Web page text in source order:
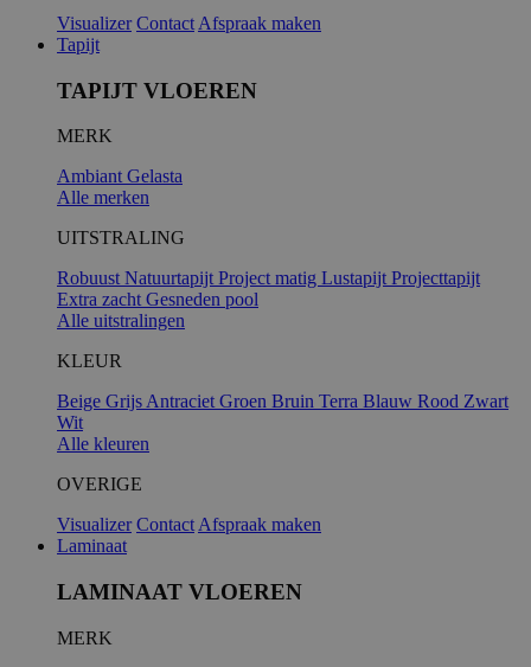
Visualizer Contact Afspraak maken
Tapijt
TAPIJT VLOEREN
MERK
Ambiant Gelasta
Alle merken
UITSTRALING
Robuust Natuurtapijt Project matig Lustapijt Projecttapijt
Extra zacht Gesneden pool
Alle uitstralingen
KLEUR
Beige Grijs Antraciet Groen Bruin Terra Blauw Rood Zwart
Wit
Alle kleuren
OVERIGE
Visualizer Contact Afspraak maken
Laminaat
LAMINAAT VLOEREN
MERK